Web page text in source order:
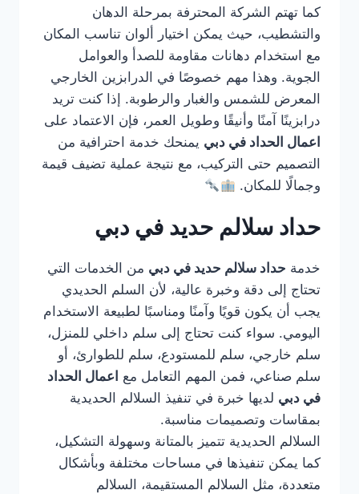
كما تهتم الشركة المحترفة بمرحلة الدهان
والتشطيب، حيث يمكن اختيار ألوان تناسب المكان
مع استخدام دهانات مقاومة للصدأ والعوامل
الجوية. وهذا مهم خصوصًا في الدرابزين الخارجي
المعرض للشمس والغبار والرطوبة. إذا كنت تريد
درابزينًا آمنًا وأنيقًا وطويل العمر، فإن الاعتماد على
اعمال الحداد في دبي يمنحك خدمة احترافية من
التصميم حتى التركيب، مع نتيجة عملية تضيف قيمة
وجمالًا للمكان.
حداد سلالم حديد في دبي
خدمة حداد سلالم حديد في دبي من الخدمات التي
تحتاج إلى دقة وخبرة عالية، لأن السلم الحديدي
يجب أن يكون قويًا وآمنًا ومناسبًا لطبيعة الاستخدام
اليومي. سواء كنت تحتاج إلى سلم داخلي للمنزل،
سلم خارجي، سلم للمستودع، سلم للطوارئ، أو
سلم صناعي، فمن المهم التعامل مع اعمال الحداد
في دبي لديها خبرة في تنفيذ السلالم الحديدية
بمقاسات وتصميمات مناسبة.
السلالم الحديدية تتميز بالمتانة وسهولة التشكيل،
كما يمكن تنفيذها في مساحات مختلفة وبأشكال
متعددة، مثل السلالم المستقيمة، السلالم